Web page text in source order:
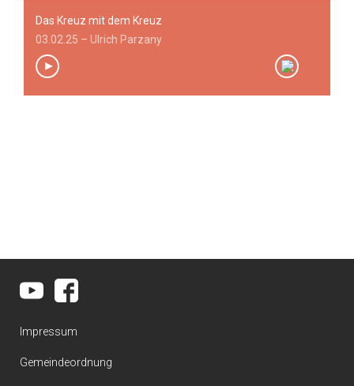
00:00/ 00:00
Das Kreuz mit dem Kreuz
03.02.25 – Ulrich Parzany
Impressum
Gemeindeordnung